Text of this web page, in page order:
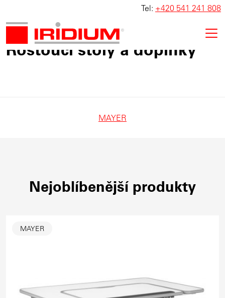
Tel: +420 541 241 808
Rostoucí stoly a doplňky
MAYER
Nejoblíbenější produkty
MAYER